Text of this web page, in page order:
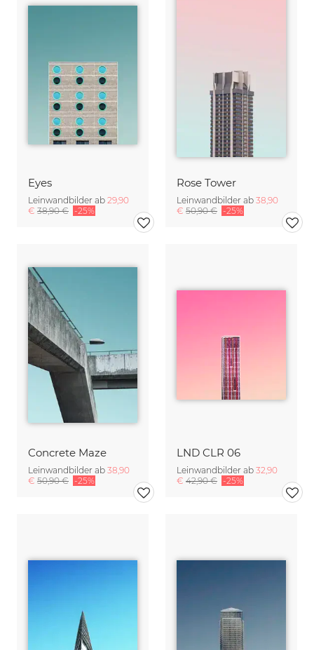
Eyes
Leinwandbilder ab 29,90
€ 38,90 € -25%
Rose Tower
Leinwandbilder ab 38,90
€ 50,90 € -25%
Concrete Maze
Leinwandbilder ab 38,90
€ 50,90 € -25%
LND CLR 06
Leinwandbilder ab 32,90
€ 42,90 € -25%